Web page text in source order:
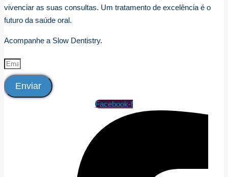
vivenciar as suas consultas. Um tratamento de excelência é o
futuro da saúde oral.
Acompanhe a Slow Dentistry.
Enviar
Facebook-f